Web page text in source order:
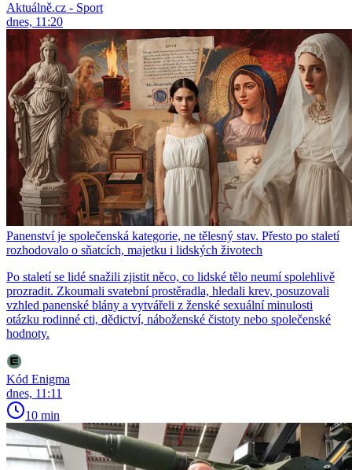
Aktuálně.cz - Sport
dnes, 11:20
Panenství je společenská kategorie, ne tělesný stav. Přesto po staletí
rozhodovalo o sňatcích, majetku i lidských životech
Po staletí se lidé snažili zjistit něco, co lidské tělo neumí spolehlivě
prozradit. Zkoumali svatební prostěradla, hledali krev, posuzovali
vzhled panenské blány a vytvářeli z ženské sexuální minulosti
otázku rodinné cti, dědictví, náboženské čistoty nebo společenské
hodnoty.
Kód Enigma
dnes, 11:11
10 min